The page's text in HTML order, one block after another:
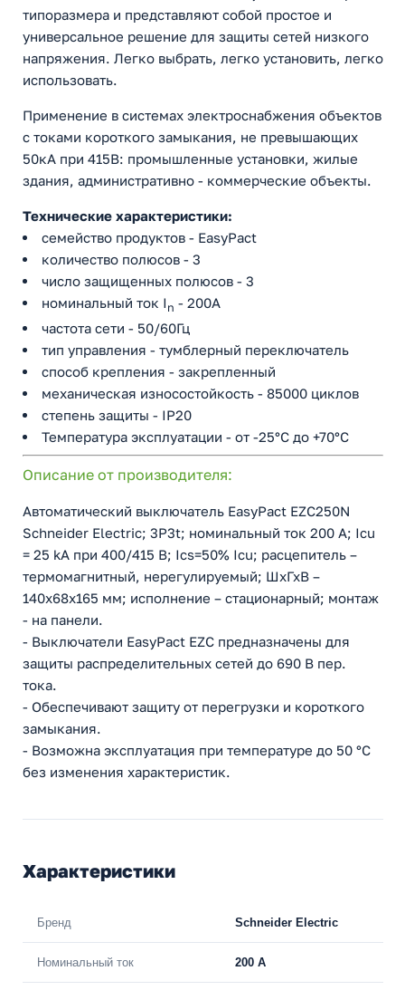
типоразмера и представляют собой простое и
универсальное решение для защиты сетей низкого
напряжения. Легко выбрать, легко установить, легко
использовать.
Применение в системах электроснабжения объектов
с токами короткого замыкания, не превышающих
50кА при 415В: промышленные установки, жилые
здания, административно - коммерческие объекты.
Технические характеристики:
семейство продуктов - EasyPact
количество полюсов - 3
число защищенных полюсов - 3
номинальный ток I n - 200A
частота сети - 50/60Гц
тип управления - тумблерный переключатель
способ крепления - закрепленный
механическая износостойкость - 85000 циклов
степень защиты - IP20
Температура эксплуатации - от -25°C до +70°C
Описание от производителя:
Автоматический выключатель EasyPact EZC250N
Schneider Electric; 3P3t; номинальный ток 200 А; Icu
= 25 kA при 400/415 В; Ics=50% Icu; расцепитель –
термомагнитный, нерегулируемый; ШхГхВ –
140х68x165 мм; исполнение – стационарный; монтаж
- на панели.
- Выключатели EasyPact EZC предназначены для
защиты распределительных сетей до 690 В пер.
тока.
- Обеспечивают защиту от перегрузки и короткого
замыкания.
- Возможна эксплуатация при температуре до 50 °С
без изменения характеристик.
Характеристики
Бренд Schneider Electric
Номинальный ток 200 A